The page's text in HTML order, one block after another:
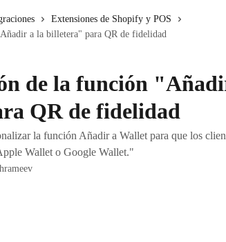
Extensiones de Shopify y POS
a la billetera" para QR de fidelidad
de la función
QR de fidelidad
la función Añadir a Wallet para que los
Wallet o Google Wallet."